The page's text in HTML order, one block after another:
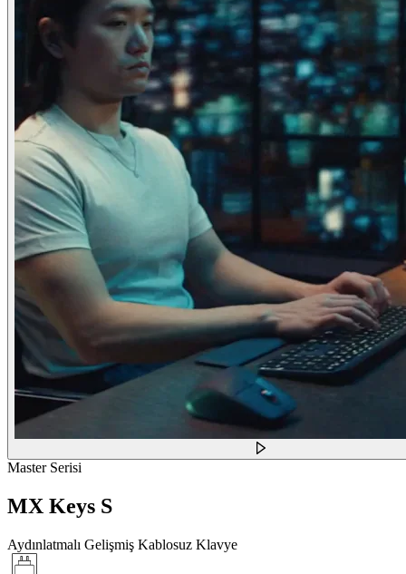
Master Serisi
MX Keys S
Aydınlatmalı Gelişmiş Kablosuz Klavye